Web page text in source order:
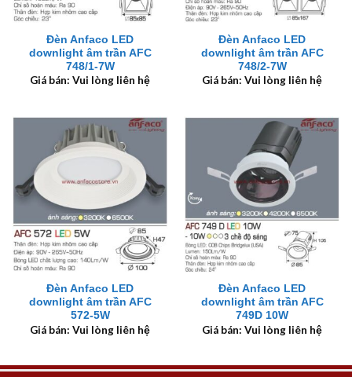
Đèn Anfaco LED
downlight âm trần AFC
748/1-7W
Giá bán: Vui lòng liên hệ
Đèn Anfaco LED
downlight âm trần AFC
748/2-7W
Giá bán: Vui lòng liên hệ
Đèn Anfaco LED
downlight âm trần AFC
572-5W
Giá bán: Vui lòng liên hệ
Đèn Anfaco LED
downlight âm trần AFC
749D 10W
Giá bán: Vui lòng liên hệ